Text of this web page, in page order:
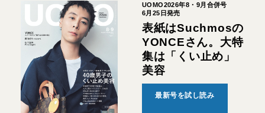
UOMO2026年8・9月合併号
6月25日発売
表紙はSuchmosの
YONCEさん。大特
集は「くい止め」
美容
最新号を試し読み